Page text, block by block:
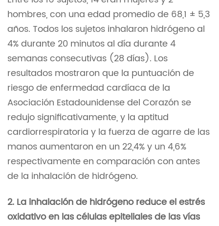
hombres, con una edad promedio de 68,1 ± 5,3
años. Todos los sujetos inhalaron hidrógeno al
4% durante 20 minutos al día durante 4
semanas consecutivas (28 días). Los
resultados mostraron que la puntuación de
riesgo de enfermedad cardíaca de la
Asociación Estadounidense del Corazón se
redujo significativamente, y la aptitud
cardiorrespiratoria y la fuerza de agarre de las
manos aumentaron en un 22,4% y un 4,6%
respectivamente en comparación con antes
de la inhalación de hidrógeno.
2. La inhalación de hidrógeno reduce el estrés
oxidativo en las células epiteliales de las vías